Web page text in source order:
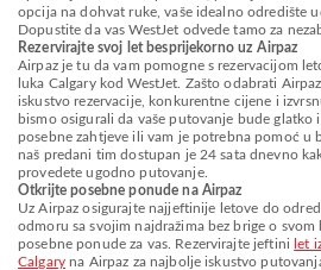
opcija na dohvat ruke, vaše idealno odredište
Dopustite da vas WestJet odvede tamo za
Rezervirajte svoj let besprijekorno uz Airpaz
Airpaz je tu da vam pomogne s rezervacijom
luka Calgary kod WestJet. Zašto odabrati
iskustvo rezervacije, konkurentne cijene i
bismo osigurali da vaše putovanje bude glatko
posebne zahtjeve ili vam je potrebna pomoć u
naš predani tim dostupan je 24 sata dnevno
provedete ugodno putovanje.
Otkrijte posebne ponude na Airpaz
Uz Airpaz osigurajte najjeftinije letove do
odmoru sa svojim najdražima bez brige o
posebne ponude za vas. Rezervirajte jeftini let
Calgaryna Airpaz za najbolje iskustvo